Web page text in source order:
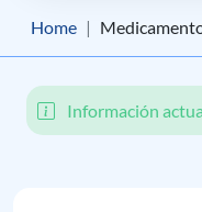
Home
Información